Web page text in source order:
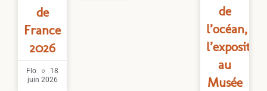
de
France
2026
Flo
18
juin 2026
de
l’océan,
l’exposition
au
Musée